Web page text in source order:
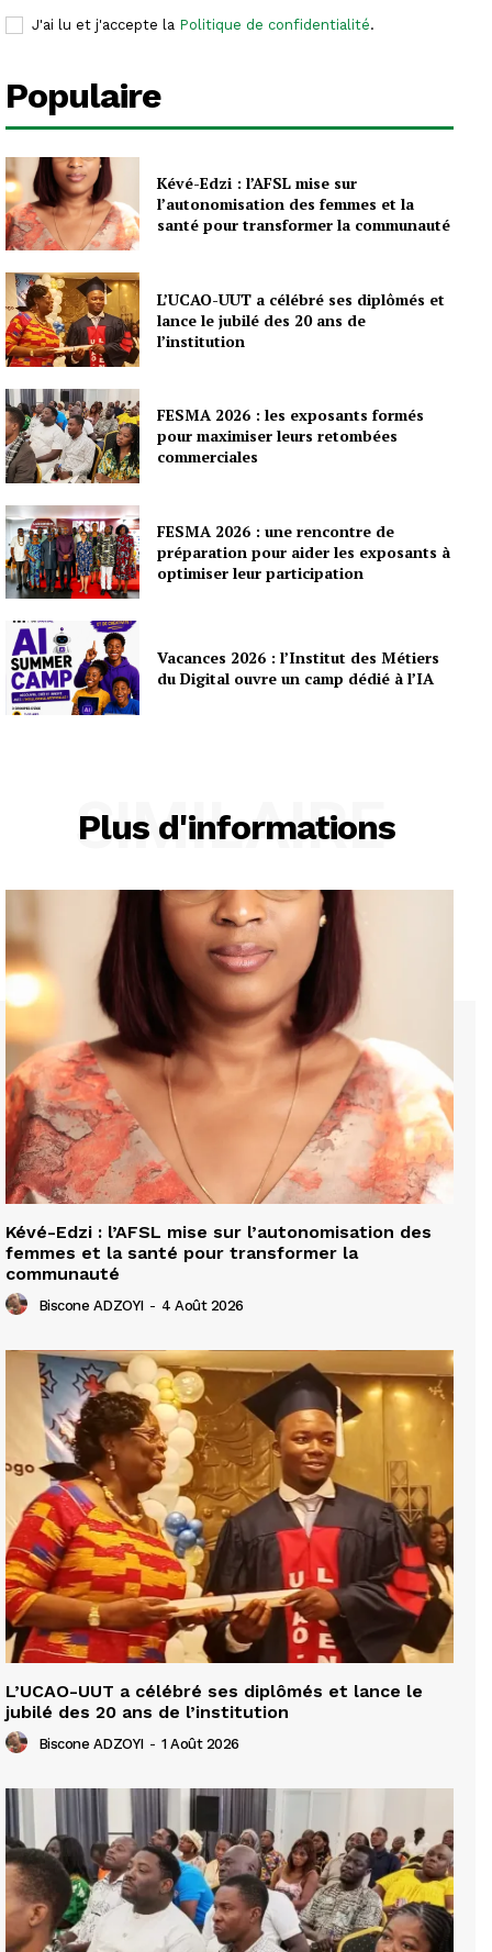
J'ai lu et j'accepte la Politique de confidentialité.
Populaire
Kévé-Edzi : l’AFSL mise sur
l’autonomisation des femmes et la
santé pour transformer la communauté
L’UCAO-UUT a célébré ses diplômés et
lance le jubilé des 20 ans de
l’institution
FESMA 2026 : les exposants formés
pour maximiser leurs retombées
commerciales
FESMA 2026 : une rencontre de
préparation pour aider les exposants à
optimiser leur participation
Vacances 2026 : l’Institut des Métiers
du Digital ouvre un camp dédié à l’IA
Plus d'informations
SIMILAIRE
Kévé-Edzi : l’AFSL mise sur l’autonomisation des
femmes et la santé pour transformer la
communauté
Biscone ADZOYI - 4 Août 2026
L’UCAO-UUT a célébré ses diplômés et lance le
jubilé des 20 ans de l’institution
Biscone ADZOYI - 1 Août 2026